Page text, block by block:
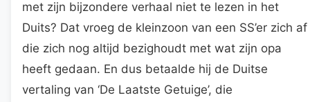
met zijn bijzondere verhaal niet te lezen in het
Duits? Dat vroeg de kleinzoon van een SS’er zich af
die zich nog altijd bezighoudt met wat zijn opa
heeft gedaan. En dus betaalde hij de Duitse
vertaling van ‘De Laatste Getuige’, die